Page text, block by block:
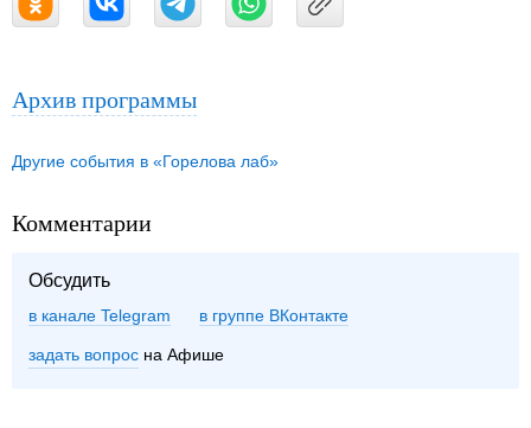
Архив программы
Другие события в «Горелова лаб»
Комментарии
Обсудить
в канале Telegram группе ВКонтакте
задать вопрос на Афише